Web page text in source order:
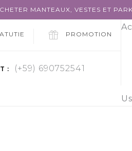
MANTEAUX, VESTES ET
PROMOTION
: (+59) 690752541